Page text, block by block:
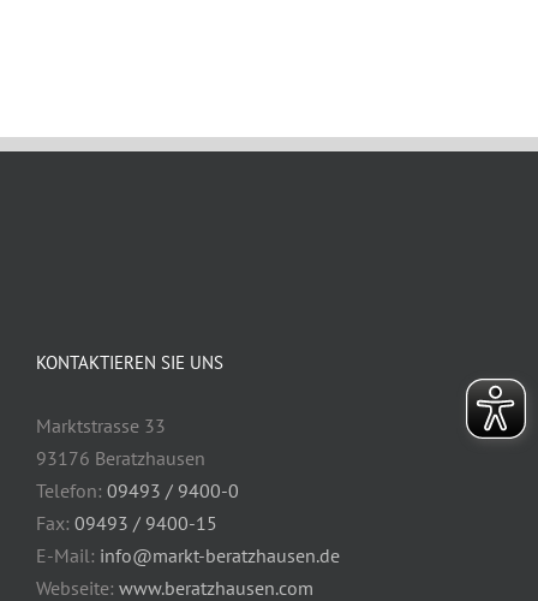
KONTAKTIEREN SIE UNS
Marktstrasse 33
93176 Beratzhausen
Telefon: 09493 / 9400-0
Fax: 09493 / 9400-15
E-Mail: info@markt-beratzhausen.de
Webseite: www.beratzhausen.com